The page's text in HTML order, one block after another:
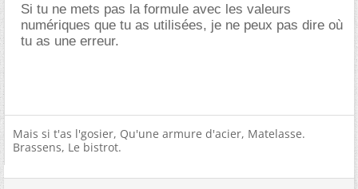
Si tu ne mets pas la formule avec les valeurs
numériques que tu as utilisées, je ne peux pas dire où
tu as une erreur.
Mais si t'as l'gosier, Qu'une armure d'acier, Matelasse.
Brassens, Le bistrot.